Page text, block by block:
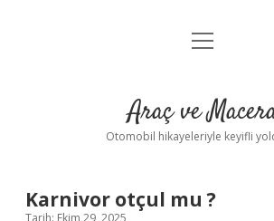
Anasayfa
Yasal Uyarı
menüyü
Araç ve
Otomobil hikayeleriyle keyifli
Karnivor otçul mu ?
Tarih: Ekim 29, 2025